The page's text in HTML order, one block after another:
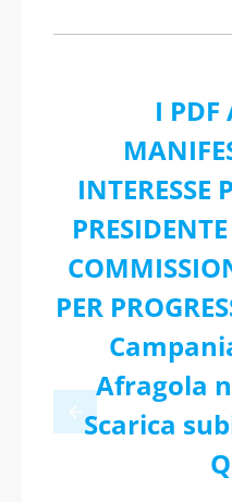
I PDF
INTERESSE
PER
Afragola
Scarica